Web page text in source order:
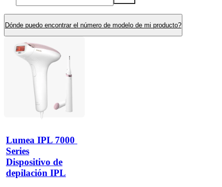
Dónde puedo encontrar el número de modelo de mi producto?
Lumea IPL 7000
Series
Dispositivo de
depilación IPL